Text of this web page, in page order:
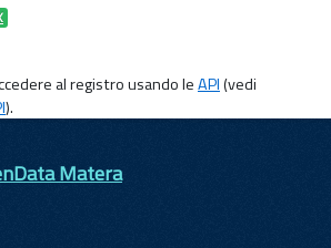
al registro usando leAPI(vedi
).
Matera